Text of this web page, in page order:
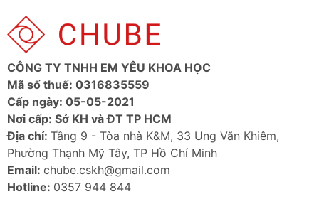
CÔNG TY TNHH EM YÊU KHOA HỌC
Mã số thuế: 0316835559
Cấp ngày: 05-05-2021
Nơi cấp: Sở KH và ĐT TP HCM
Địa chỉ: Tầng 9 - Tòa nhà K&M, 33 Ung Văn Khiêm,
Phường Thạnh Mỹ Tây, TP Hồ Chí Minh
Email: chube.cskh@gmail.com
Hotline: 0357 944 844